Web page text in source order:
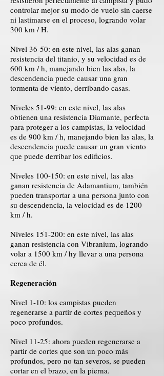
controlar mejor su modo de vuelo sin caerse
ni lastimarse en el proceso, logrando volar
300 km / H.
Nivel 36-50: en este nivel, las alas ganan
resistencia del titanio, y su velocidad es de
600 km / h, manejando bien las alas, la
descendencia puede causar una gran
tormenta de viento, derribando casas.
Niveles 51-99: en este nivel, las alas
obtienen una resistencia Diamante, perfecta
para proteger a los campistas, la velocidad
es de 900 km / h, manejando bien las alas, la
descendencia puede causar un gran viento
que puede derribar los edificios.
Niveles 100-150: en este nivel, las alas
ganan resistencia de Adamantium, también
pueden transportar a una persona junto con
su descendencia, la velocidad es de 1200
km / h.
Niveles 151-200: en este nivel, las alas
ganan resistencia con Vibranium, logrando
volar a 1500 km / hy llevar a una persona
cerca de él.
Regeneración
Nivel 1-10: los campistas pueden
regenerarse a partir de cortes pequeños y
poco profundos.
Nivel 11-25: ahora pueden regenerarse a
partir de cortes que son un poco más
profundos, pero no tan severos, se pueden
cortar en el brazo, en la pierna.